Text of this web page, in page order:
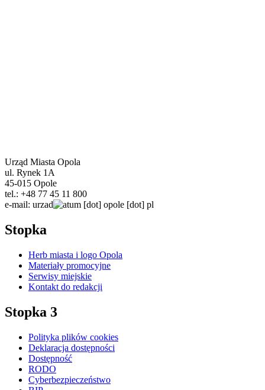
Urząd Miasta Opola
ul. Rynek 1A
45-015 Opole
tel.: +48 77 45 11 800
e-mail: urzad um [dot] opole [dot] pl
Stopka
Herb miasta i logo Opola
Materiały promocyjne
Serwisy miejskie
Kontakt do redakcji
Stopka 3
Polityka plików cookies
Deklaracja dostępności
Dostępność
RODO
Cyberbezpieczeństwo